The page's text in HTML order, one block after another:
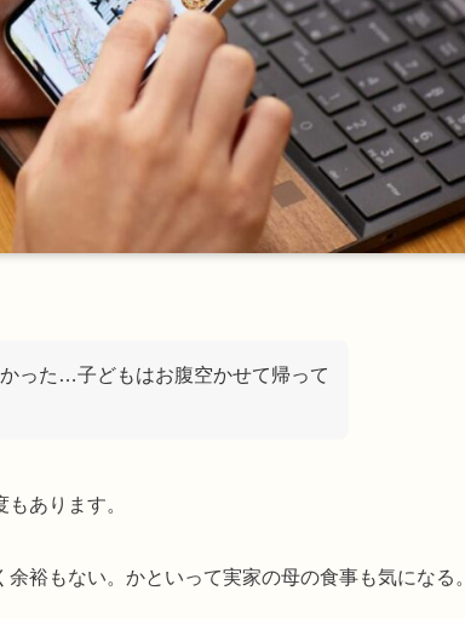
った…子どもはお腹空かせて帰って
あります。
裕もない。かといって実家の母の食事も気になる。